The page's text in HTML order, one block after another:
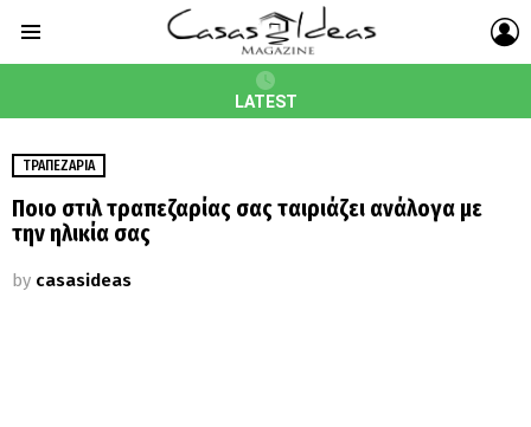
LATEST
ΤΡΑΠΕΖΑΡΊΑ
Ποιο στιλ τραπεζαρίας σας ταιριάζει ανάλογα με
την ηλικία σας
by casasideas